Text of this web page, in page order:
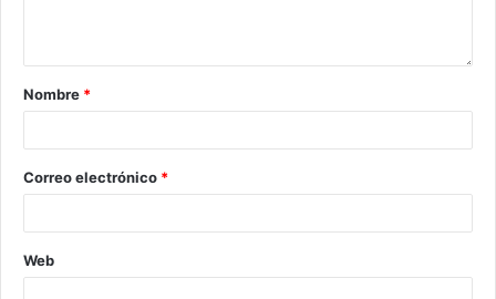
Nombre *
Correo electrónico *
Web